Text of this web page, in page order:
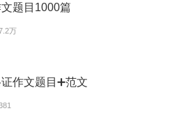
题目1000篇
万
作文题目➕范文